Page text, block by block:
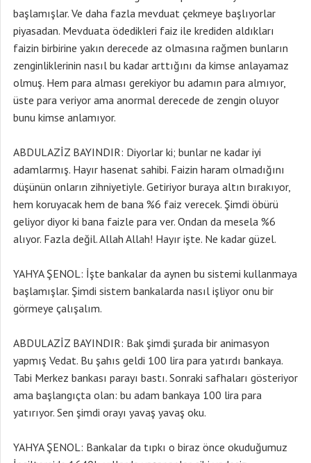
başlamışlar. Ve daha fazla mevduat çekmeye başlıyorlar
piyasadan. Mevduata ödedikleri faiz ile krediden aldıkları
faizin birbirine yakın derecede az olmasına rağmen bunların
zenginliklerinin nasıl bu kadar arttığını da kimse anlayamaz
olmuş. Hem para alması gerekiyor bu adamın para almıyor,
üste para veriyor ama anormal derecede de zengin oluyor
bunu kimse anlamıyor.
ABDULAZİZ BAYINDIR: Diyorlar ki; bunlar ne kadar iyi
adamlarmış. Hayır hasenat sahibi. Faizin haram olmadığını
düşünün onların zihniyetiyle. Getiriyor buraya altın bırakıyor,
hem koruyacak hem de bana %6 faiz verecek. Şimdi öbürü
geliyor diyor ki bana faizle para ver. Ondan da mesela %6
alıyor. Fazla değil. Allah Allah! Hayır işte. Ne kadar güzel.
YAHYA ŞENOL: İşte bankalar da aynen bu sistemi kullanmaya
başlamışlar. Şimdi sistem bankalarda nasıl işliyor onu bir
görmeye çalışalım.
ABDULAZİZ BAYINDIR: Bak şimdi şurada bir animasyon
yapmış Vedat. Bu şahıs geldi 100 lira para yatırdı bankaya.
Tabi Merkez bankası parayı bastı. Sonraki safhaları gösteriyor
ama başlangıçta olan: bu adam bankaya 100 lira para
yatırıyor. Sen şimdi orayı yavaş yavaş oku.
YAHYA ŞENOL: Bankalar da tıpkı o biraz önce okuduğumuz